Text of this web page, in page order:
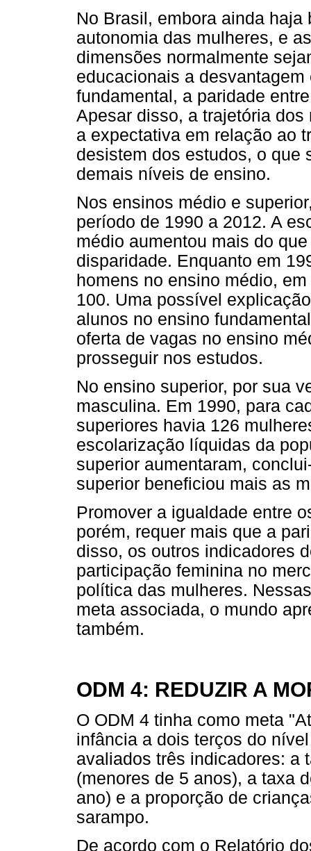
No Brasil, embora ainda
autonomia das mulheres, e
dimensões normalmente
educacionais a
fundamental, a paridade
Apesar disso, a trajetória
a expectativa em relação ao
desistem dos estudos, o que
demais níveis de ensino.
Nos ensinos médio e
período de 1990 a 2012. A
médio aumentou mais do
disparidade. Enquanto em
homens no ensino médio,
100. Uma possível
alunos no ensino
oferta de vagas no ensino
prosseguir nos estudos.
No ensino superior, por sua
masculina. Em 1990, para
superiores havia 126
escolarização líquidas da
superior aumentaram,
superior beneficiou mais as
Promover a igualdade entre
porém, requer mais que a
disso, os outros indicadores
participação feminina no
política das mulheres.
meta associada, o mundo
também.
ODM 4: REDUZIR A
O ODM 4 tinha como meta
infância a dois terços do
avaliados três indicadores: a
(menores de 5 anos), a taxa
ano) e a proporção de
sarampo.
De acordo com o Relatório